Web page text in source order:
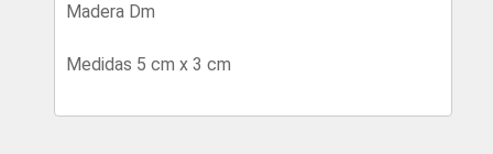
Madera Dm
Medidas 5 cm x 3 cm